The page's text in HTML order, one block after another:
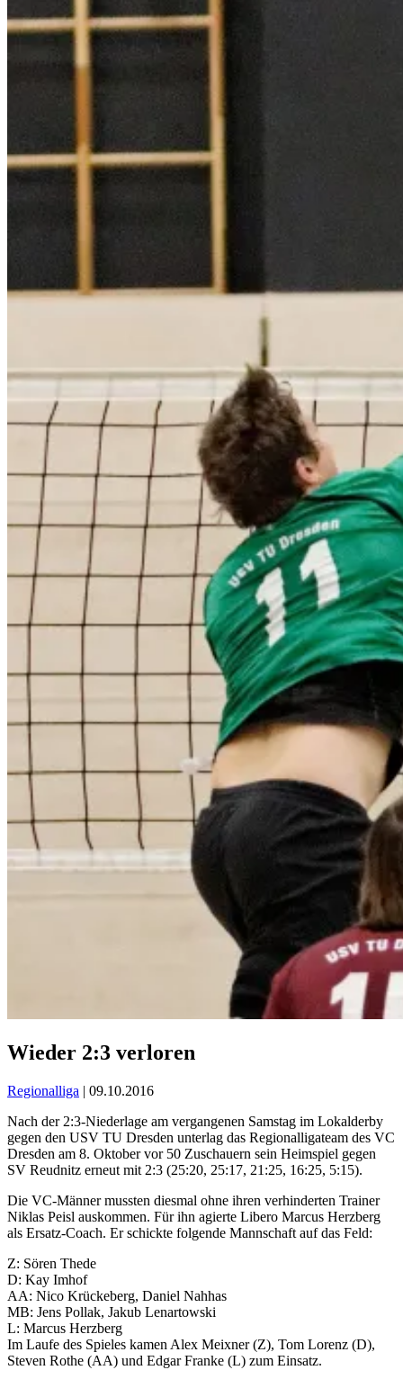
Wieder 2:3 verloren
Regionalliga | 09.10.2016
Nach der 2:3-Niederlage am vergangenen Samstag im Lokalderby
gegen den USV TU Dresden unterlag das Regionalligateam des VC
Dresden am 8. Oktober vor 50 Zuschauern sein Heimspiel gegen
SV Reudnitz erneut mit 2:3 (25:20, 25:17, 21:25, 16:25, 5:15).
Die VC-Männer mussten diesmal ohne ihren verhinderten Trainer
Niklas Peisl auskommen. Für ihn agierte Libero Marcus Herzberg
als Ersatz-Coach. Er schickte folgende Mannschaft auf das Feld:
Z: Sören Thede
D: Kay Imhof
AA: Nico Krückeberg, Daniel Nahhas
MB: Jens Pollak, Jakub Lenartowski
L: Marcus Herzberg
Im Laufe des Spieles kamen Alex Meixner (Z), Tom Lorenz (D),
Steven Rothe (AA) und Edgar Franke (L) zum Einsatz.